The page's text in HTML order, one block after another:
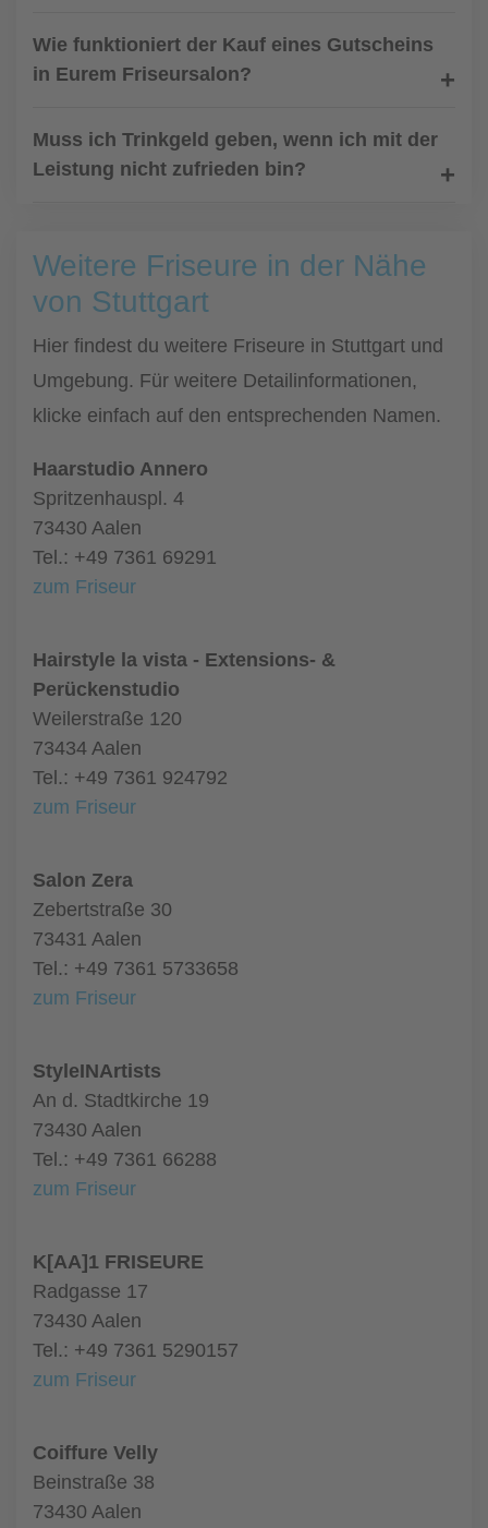
Wie funktioniert der Kauf eines Gutscheins
in Eurem Friseursalon?
Muss ich Trinkgeld geben, wenn ich mit der
Leistung nicht zufrieden bin?
Weitere Friseure in der Nähe
von Stuttgart
Hier findest du weitere Friseure in Stuttgart und
Umgebung. Für weitere Detailinformationen,
klicke einfach auf den entsprechenden Namen.
Haarstudio Annero
Spritzenhauspl. 4
73430 Aalen
Tel.: +49 7361 69291
zum Friseur
Hairstyle la vista - Extensions- &
Perückenstudio
Weilerstraße 120
73434 Aalen
Tel.: +49 7361 924792
zum Friseur
Salon Zera
Zebertstraße 30
73431 Aalen
Tel.: +49 7361 5733658
zum Friseur
StyleINArtists
An d. Stadtkirche 19
73430 Aalen
Tel.: +49 7361 66288
zum Friseur
K[AA]1 FRISEURE
Radgasse 17
73430 Aalen
Tel.: +49 7361 5290157
zum Friseur
Coiffure Velly
Beinstraße 38
73430 Aalen